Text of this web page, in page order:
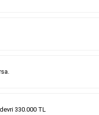
415.000e ...
330.000 TL